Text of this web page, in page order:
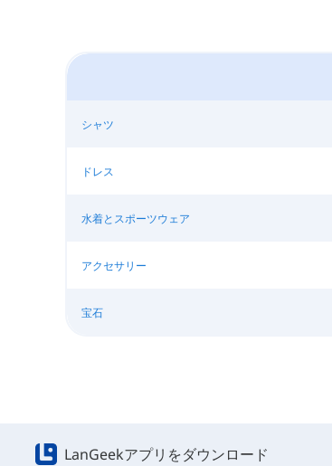
シャツ
ドレス
水着とスポーツウェア
アクセサリー
宝石
LanGeekアプリをダウンロード